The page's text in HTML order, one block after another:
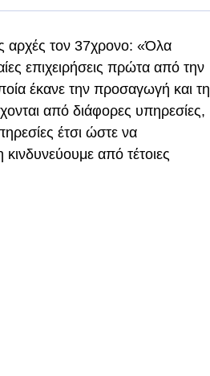
αρχές τον 37χρονο: «Όλα
επιχειρήσεις πρώτα από την
έκανε την προσαγωγή και τη
από διάφορες υπηρεσίες,
έτσι ώστε να
από τέτοιες